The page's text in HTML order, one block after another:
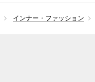
インナー・ファッション